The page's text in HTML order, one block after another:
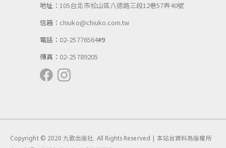
地址：105台北市松山區八德路三段12巷57弄40號
信箱： chiuko@chiuko.com.tw
電話： 02-25776564#9
傳真： 02-25789205
Copyright © 2020 九歌出版社. All Rights Reserved | 本站台資料為版權所